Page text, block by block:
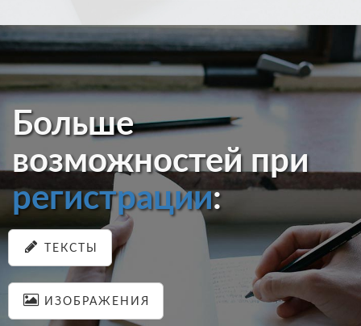
Больше
возможностей при
регистрации:
ТЕКСТЫ
ИЗОБРАЖЕНИЯ